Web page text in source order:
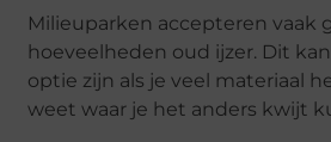
Milieuparken accepteren vaak
hoeveelheden oud ijzer. Dit
optie zijn als je veel materiaal
weet waar je het anders kwijt